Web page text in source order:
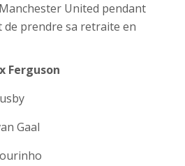
United pendant
de prendre sa retraite en
Ferguson
Gaal